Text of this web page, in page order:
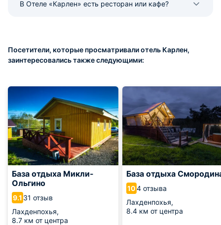
В Отеле «Карлен» есть ресторан или кафе?
Посетители, которые просматривали отель Карлен,
заинтересовались также следующими:
База отдыха Микли-
Ольгино
9.1 31 отзыв
Лахденпохья,
8.7 км от центра
База отдыха
104 отзыва
Лахденпохья,
8.4 км от центра